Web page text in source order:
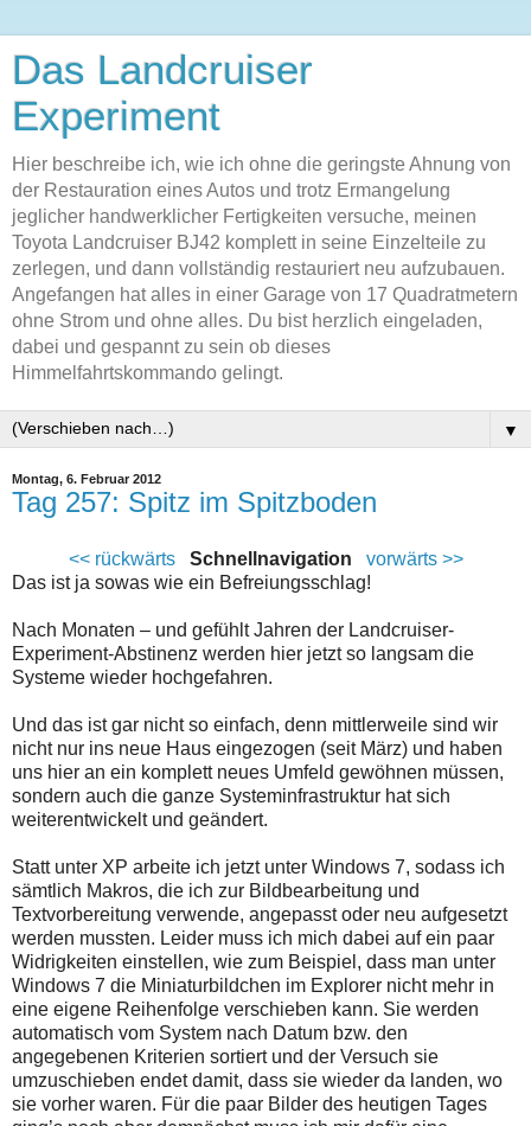
Das Landcruiser
Experiment
Hier beschreibe ich, wie ich ohne die geringste Ahnung von
der Restauration eines Autos und trotz Ermangelung
jeglicher handwerklicher Fertigkeiten versuche, meinen
Toyota Landcruiser BJ42 komplett in seine Einzelteile zu
zerlegen, und dann vollständig restauriert neu aufzubauen.
Angefangen hat alles in einer Garage von 17 Quadratmetern
ohne Strom und ohne alles. Du bist herzlich eingeladen,
dabei und gespannt zu sein ob dieses
Himmelfahrtskommando gelingt.
▼
Montag, 6. Februar 2012
Tag 257: Spitz im Spitzboden
<< rückwärtsSchnellnavigation vorwärts >>
Das ist ja sowas wie ein Befreiungsschlag!
Nach Monaten – und gefühlt Jahren der Landcruiser-
Experiment-Abstinenz werden hier jetzt so langsam die
Systeme wieder hochgefahren.
Und das ist gar nicht so einfach, denn mittlerweile sind wir
nicht nur ins neue Haus eingezogen (seit März) und haben
uns hier an ein komplett neues Umfeld gewöhnen müssen,
sondern auch die ganze Systeminfrastruktur hat sich
weiterentwickelt und geändert.
Statt unter XP arbeite ich jetzt unter Windows 7, sodass ich
sämtlich Makros, die ich zur Bildbearbeitung und
Textvorbereitung verwende, angepasst oder neu aufgesetzt
werden mussten. Leider muss ich mich dabei auf ein paar
Widrigkeiten einstellen, wie zum Beispiel, dass man unter
Windows 7 die Miniaturbildchen im Explorer nicht mehr in
eine eigene Reihenfolge verschieben kann. Sie werden
automatisch vom System nach Datum bzw. den
angegebenen Kriterien sortiert und der Versuch sie
umzuschieben endet damit, dass sie wieder da landen, wo
sie vorher waren. Für die paar Bilder des heutigen Tages